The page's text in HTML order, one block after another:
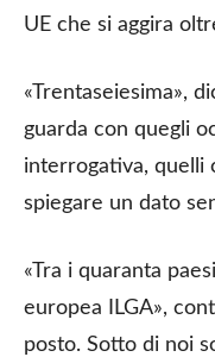
UE che si aggira
«Trentaseiesima»,
guarda con quegli
interrogativa, quelli
spiegare un dato
«Tra i quaranta
europea ILGA»,
posto. Sotto di noi